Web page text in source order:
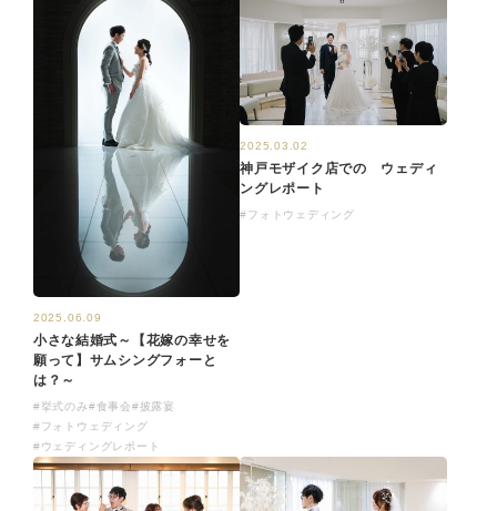
2025.06.09
小さな結婚式～【花嫁の幸せを
願って】サムシングフォーと
は？～
#挙式のみ#食事会#披露宴
#フォトウェディング
#ウェディングレポート
2025.03.02
神戸モザイク店での ウェディ
ングレポート
#フォトウェディング